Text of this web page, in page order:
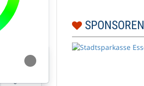
SPONSOREN